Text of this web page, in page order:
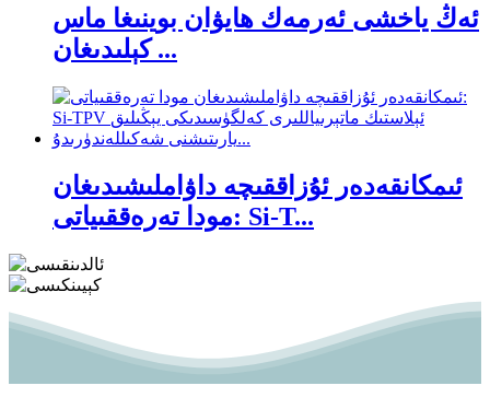
ئەڭ ياخشى ئەرمەك ھايۋان بوينىغا ماس
كېلىدىغان ...
ئىمكانقەدەر ئۇزاققىچە داۋاملىشىدىغان
مودا تەرەققىياتى: Si-T...